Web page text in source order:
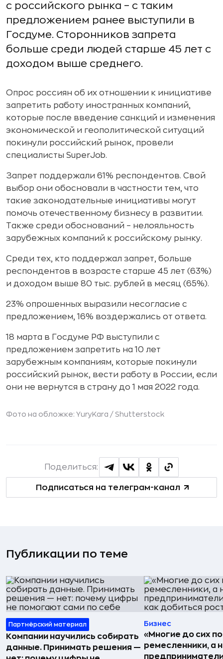
с российского рынка – с таким
предложением ранее выступили в
Госдуме. Сторонников запрета
больше среди людей старше 45 лет с
доходом выше среднего.
Опрос россиян об их отношении к инициативе
запретить работу иностранных компаний,
которые после введение санкций и изменения
экономической и геополитической ситуаций
покинули российский рынок, провели
специалисты SuperJob.
Запрет поддержали 61% респондентов. Свой
выбор они обосновали в частности тем, что
такие законодательные инициативы могут
помочь отечественному бизнесу в развитии.
Также среди обоснований – нелояльность
зарубежных компаний к российскому рынку.
Среди тех, кто поддержал запрет, больше
респондентов в возрасте старше 45 лет (63%)
и доходом выше 80 тыс. рублей в месяц (65%).
23% опрошенных выразили несогласие с
предложением, 16% воздержались от ответа.
18 марта в Госдуме РФ выступили с
предложением запретить на 10 лет
зарубежным компаниям, которые покинули
российский рынок, вести работу в России, если
они не вернутся в страну до 1 мая 2022 года.
Фото на обложке: YuryKara / Shutterstock
Подписаться на телеграм-канал
Поделиться:
Публикации по теме
Партнёрский материал
Компании научились собирать
данные. Принимать решения —
Бизнес
«Многие до сих
ремесленники, а